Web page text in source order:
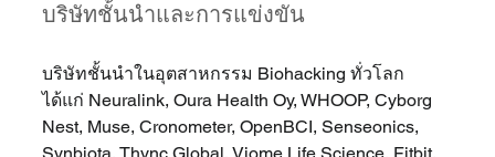
บริษัทชั้นนำและการแข่งขัน
บริษัทชั้นนำในอุตสาหกรรม Biohacking ทั่วโลก
ได้แก่ Neuralink, Oura Health Oy, WHOOP, Cyborg
Nest, Muse, Cronometer, OpenBCI, Senseonics,